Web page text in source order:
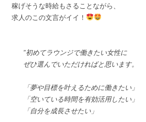
稼げそうな時給もさることながら、
求人のこの文言がイイ！
”初めてラウンジで働きたい女性に
ぜひ選んでいただければと思います。
「夢や目標を叶えるために働きたい」
「空いている時間を有効活用したい」
「自分を成長させたい」